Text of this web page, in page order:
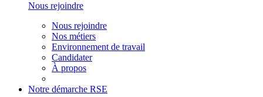
Nous rejoindre
Nous rejoindre
Nos métiers
Environnement de travail
Candidater
À propos
Notre démarche RSE